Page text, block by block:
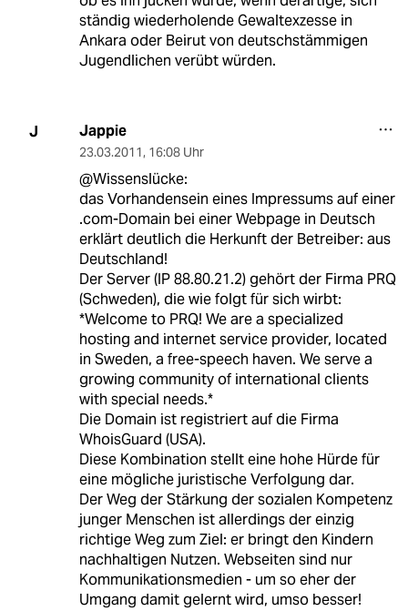
ständig wiederholende Gewaltexzesse in
Ankara oder Beirut von deutschstämmigen
Jugendlichen verübt würden.
J Jappie
23.03.2011, 16:08 Uhr
@Wissenslücke:
das Vorhandensein eines Impressums auf einer
.com-Domain bei einer Webpage in Deutsch
erklärt deutlich die Herkunft der Betreiber: aus
Deutschland!
Der Server (IP 88.80.21.2) gehört der Firma PRQ
(Schweden), die wie folgt für sich wirbt:
*Welcome to PRQ! We are a specialized
hosting and internet service provider, located
in Sweden, a free-speech haven. We serve a
growing community of international clients
with special needs.*
Die Domain ist registriert auf die Firma
WhoisGuard (USA).
Diese Kombination stellt eine hohe Hürde für
eine mögliche juristische Verfolgung dar.
Der Weg der Stärkung der sozialen Kompetenz
junger Menschen ist allerdings der einzig
richtige Weg zum Ziel: er bringt den Kindern
nachhaltigen Nutzen. Webseiten sind nur
Kommunikationsmedien - um so eher der
Umgang damit gelernt wird, umso besser!